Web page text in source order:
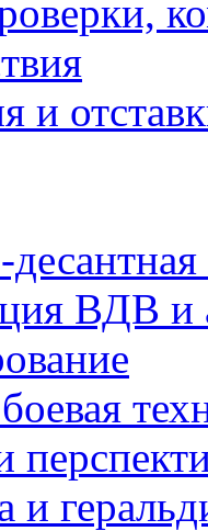
и
ВДВ и
и